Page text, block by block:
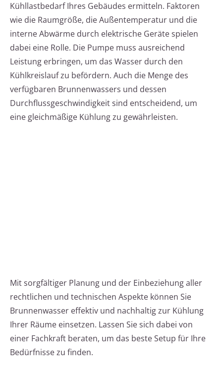
Kühllastbedarf Ihres Gebäudes ermitteln. Faktoren
wie die Raumgröße, die Außentemperatur und die
interne Abwärme durch elektrische Geräte spielen
dabei eine Rolle. Die Pumpe muss ausreichend
Leistung erbringen, um das Wasser durch den
Kühlkreislauf zu befördern. Auch die Menge des
verfügbaren Brunnenwassers und dessen
Durchflussgeschwindigkeit sind entscheidend, um
eine gleichmäßige Kühlung zu gewährleisten.
Mit sorgfältiger Planung und der Einbeziehung aller
rechtlichen und technischen Aspekte können Sie
Brunnenwasser effektiv und nachhaltig zur Kühlung
Ihrer Räume einsetzen. Lassen Sie sich dabei von
einer Fachkraft beraten, um das beste Setup für Ihre
Bedürfnisse zu finden.